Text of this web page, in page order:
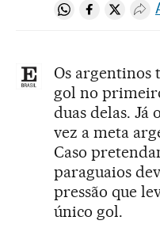
Compartir en
Compartir
Os argentinos
gol no
duas delas. Já
vez a meta
Caso
paraguaios
pressão que
único gol.